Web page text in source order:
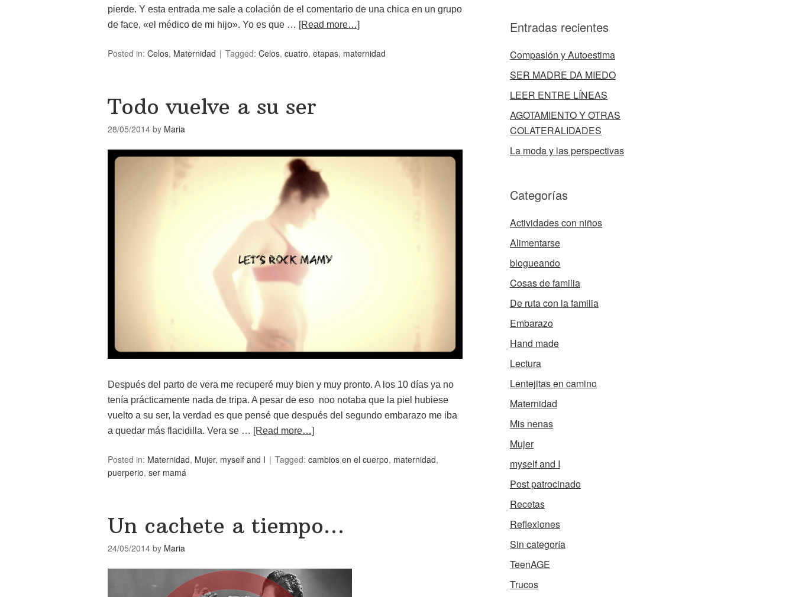
pierde. Y esta entrada me sale a colación de el comentario de una chica en un grupo
de face, «el médico de mi hijo». Yo es que … [Read more…]
Posted in: Celos, Maternidad Tagged: Celos, cuatro, etapas, maternidad
Todo vuelve a su ser
28/05/2014 by Maria
Después del parto de vera me recuperé muy bien y muy pronto. A los 10 días ya no
tenía prácticamente nada de tripa. A pesar de eso noo notaba que la piel hubiese
vuelto a su ser, la verdad es que pensé que después del segundo embarazo me iba
a quedar más flacidilla. Vera se …
[Read more…]
Posted in: Maternidad, Mujer, myself and I Tagged: cambios en el cuerpo, maternidad,
puerperio, ser mamá
Un cachete a tiempo…
24/05/2014 by Maria
Entradas recientes
Compasión y Autoestima
SER MADRE DA MIEDO
LEER ENTRE LÍNEAS
AGOTAMIENTO Y OTRAS
COLATERALIDADES
La moda y las perspectivas
Categorías
Actividades con niños
Alimentarse
blogueando
Cosas de familia
De ruta con la familia
Embarazo
Hand made
Lectura
Lentejitas en camino
Maternidad
Mis nenas
Mujer
myself and I
Post patrocinado
Recetas
Reflexiones
Sin categoría
TeenAGE
Trucos